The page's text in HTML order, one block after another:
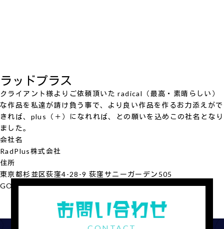
ラッドプラス
クライアント様よりご依頼頂いた radical（最高・素晴らしい）
な作品を私達が請け負う事で、より良い作品を作るお力添えがで
きれば、plus（＋）になれれば、との願いを込めこの社名となり
ました。
会社名
RadPlus株式会社
住所
東京都杉並区荻窪4-28-9 荻窪サニーガーデン505
GOOGLE MAP
会社概要を見る